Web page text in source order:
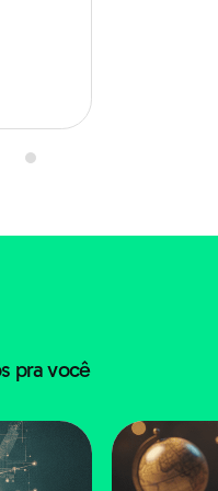
na Charlie Hebdo”.
rosto de hoje,
tinha estas mãos
Eu não tinha
pra você